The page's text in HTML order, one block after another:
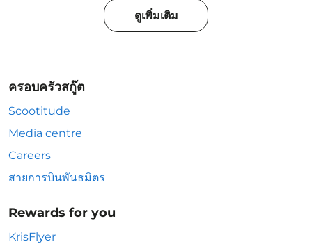
ดูเพิ่มเติม
ครอบครัวสกู๊ต
Scootitude
Media centre
Careers
สายการบินพันธมิตร
Rewards for you
KrisFlyer